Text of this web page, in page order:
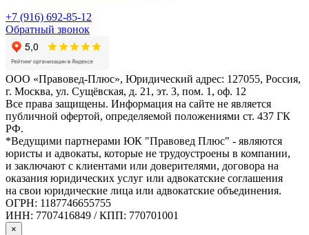
+7 (916) 692-85-12
Обратный звонок
ООО «Правовед-Плюс», Юридический адрес: 127055, Россия,
г. Москва, ул. Сущёвская, д. 21, эт. 3, пом. 1, оф. 12
Все права защищены. Информация на сайте не является
публичной офертой, определяемой положениями ст. 437 ГК
РФ.
*Ведущими партнерами ЮК "Правовед Плюс" - являются
юристы и адвокаты, которые не трудоустроены в компании,
и заключают с клиентами или доверителями, договора на
оказания юридических услуг или адвокатские соглашения
на свои юридические лица или адвокатские объединения.
ОГРН: 1187746655755
ИНН: 7707416849 / КПП: 770701001
×